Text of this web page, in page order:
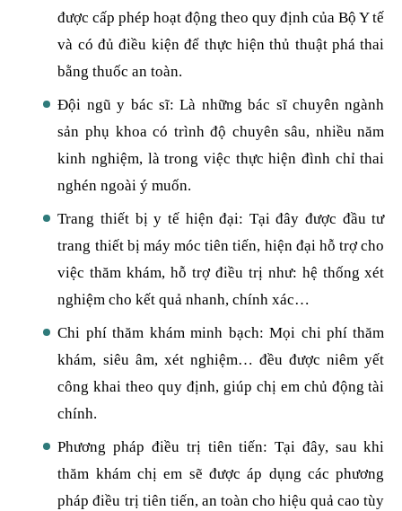
được cấp phép hoạt động theo quy định của Bộ Y tế
và có đủ điều kiện để thực hiện thủ thuật phá thai
bằng thuốc an toàn.
Đội ngũ y bác sĩ: Là những bác sĩ chuyên ngành
sản phụ khoa có trình độ chuyên sâu, nhiều năm
kinh nghiệm, là trong việc thực hiện đình chỉ thai
nghén ngoài ý muốn.
Trang thiết bị y tế hiện đại: Tại đây được đầu tư
trang thiết bị máy móc tiên tiến, hiện đại hỗ trợ cho
việc thăm khám, hỗ trợ điều trị như: hệ thống xét
nghiệm cho kết quả nhanh, chính xác…
Chi phí thăm khám minh bạch: Mọi chi phí thăm
khám, siêu âm, xét nghiệm… đều được niêm yết
công khai theo quy định, giúp chị em chủ động tài
chính.
Phương pháp điều trị tiên tiến: Tại đây, sau khi
thăm khám chị em sẽ được áp dụng các phương
pháp điều trị tiên tiến, an toàn cho hiệu quả cao tùy